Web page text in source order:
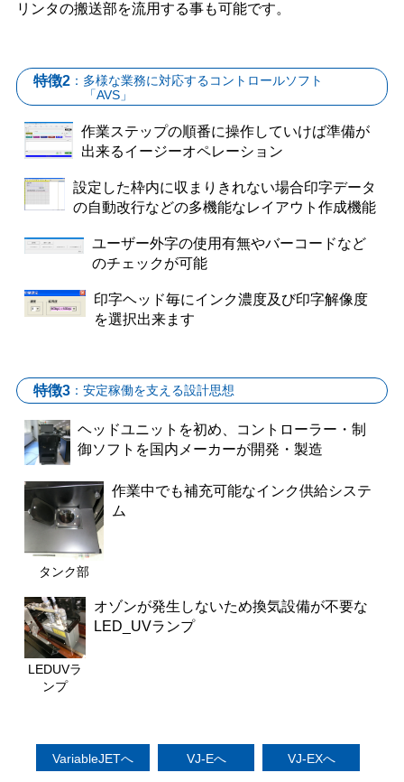
リンタの搬送部を流用する事も可能です。
特徴2 ：多様な業務に対応するコントロールソフト
「AVS」
作業ステップの順番に操作していけば準備が
出来るイージーオペレーション
設定した枠内に収まりきれない場合印字データ
の自動改行などの多機能なレイアウト作成機能
ユーザー外字の使用有無やバーコードなど
のチェックが可能
印字ヘッド毎にインク濃度及び印字解像度
を選択出来ます
特徴3：安定稼働を支える設計思想
ヘッドユニットを初め、コントローラー・制
御ソフトを国内メーカーが開発・製造
タンク部
作業中でも補充可能なインク供給システ
ム
LEDUVラ
ンプ
オゾンが発生しないため換気設備が不要な
LED_UVランプ
VariableJETへ VJ-Eへ VJ-EXへ